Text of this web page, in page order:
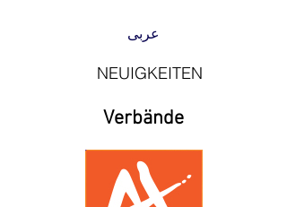
عربى
NEUIGKEITEN
Verbände